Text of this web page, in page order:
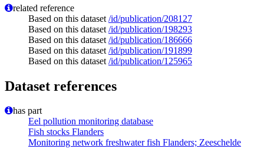
related reference
Based on this dataset /id/publication/208127
Based on this dataset /id/publication/198293
Based on this dataset /id/publication/186666
Based on this dataset /id/publication/191899
Based on this dataset /id/publication/125965
Dataset references
has part
Eel pollution monitoring database
Fish stocks Flanders
Monitoring network freshwater fish Flanders; Zeeschelde